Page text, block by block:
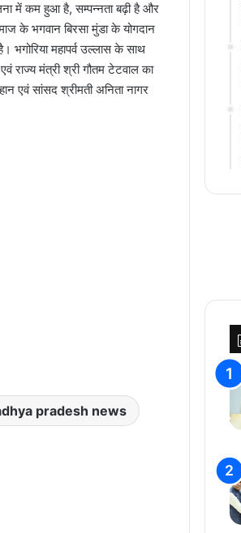
में कम हुआ है, सम्पन्नता बढ़ी है और
के भगवान बिरसा मुंडा के योगदान
भगोरिया महापर्व उल्लास के साथ
राज्य मंत्री श्री गौतम टेटवाल का
एवं सांसद श्रीमती अनिता नागर
pradesh news